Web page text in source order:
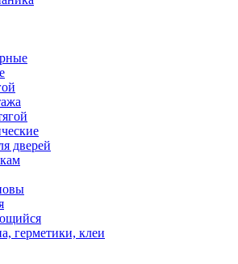
дверей
герметики, клеи